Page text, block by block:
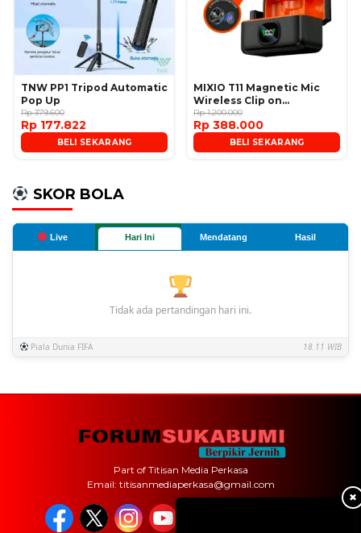
TNW PP1 Tripod Automatic
Pop Up
Rp 379.600
Rp 177.822
BELI SEKARANG
MIXIO T11 Magnetic Mic
Wireless Clip on
Microphone
Rp 1.200.000
Rp 388.000
BELI SEKARANG
SKOR BOLA
Live Hari Ini Mendatang Hasil
Tidak ada pertandingan hari ini.
Piala Dunia FIFA 18.11 WIB
✖
Part of Titisan Media Perkasa
Email: titisanmediaperkasa@gmail.com